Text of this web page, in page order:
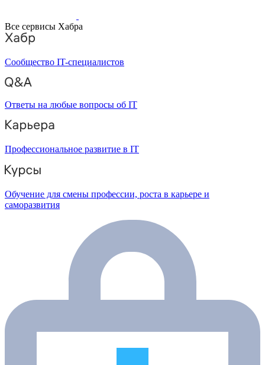
Все сервисы Хабра
Сообщество IT-специалистов
Ответы на любые вопросы об IT
Профессиональное развитие в IT
Обучение для смены профессии, роста в карьере и
саморазвития